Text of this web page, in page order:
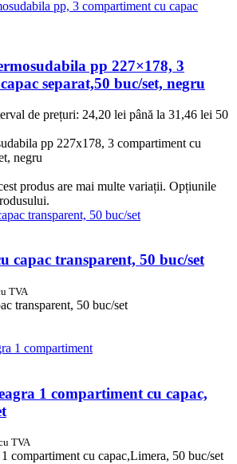
pp 227×178, 3
separat,50 buc/set, negru
de prețuri: 24,20 lei până la 31,46 lei 50
pp 227x178, 3 compartiment cu
negru
produs are mai multe variații. Opțiunile
capac transparent, 50 buc/set
TVA
transparent, 50 buc/set
1 compartiment cu capac,
TVA
compartiment cu capac,Limera, 50 buc/set